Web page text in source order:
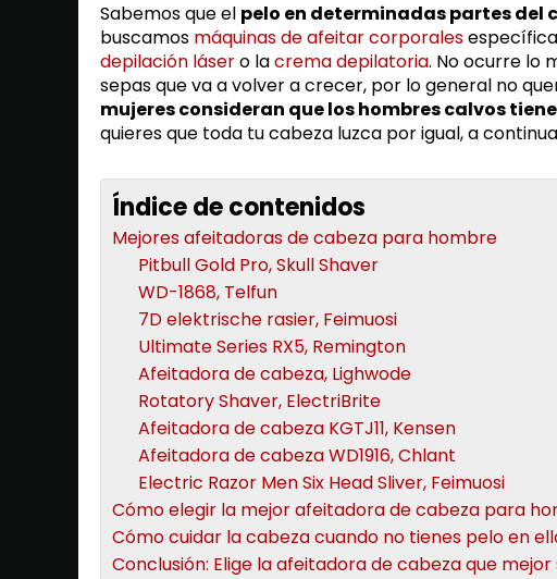
Sabemos que el pelo en determinadas partes del
buscamos máquinas de afeitar corporales
depilación lásero lacrema depilatoria. No ocurre lo
sepas que va a volver a crecer, por lo general no
mujeres consideran que los hombres calvos
quieres que toda tu cabeza luzca por igual, a
Índice de contenidos
Mejores afeitadoras de cabeza para hombre
Pitbull Gold Pro, Skull Shaver
WD-1868, Telfun
7D elektrische rasier, Feimuosi
Ultimate Series RX5, Remington
Afeitadora de cabeza, Lighwode
Rotatory Shaver, ElectriBrite
Afeitadora de cabeza KGTJ11, Kensen
Afeitadora de cabeza WD1916, Chlant
Electric Razor Men Six Head Sliver, Feimuosi
Cómo elegir la mejor afeitadora de cabeza para
Cómo cuidar la cabeza cuando no tienes pelo en
Conclusión: Elige la afeitadora de cabeza que